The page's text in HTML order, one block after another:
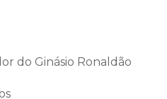
do Ginásio Ronaldão